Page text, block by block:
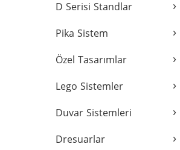
›
D Serisi Standlar
›
Pika Sistem
›
Özel Tasarımlar
›
Lego Sistemler
›
Duvar Sistemleri
›
Dresuarlar